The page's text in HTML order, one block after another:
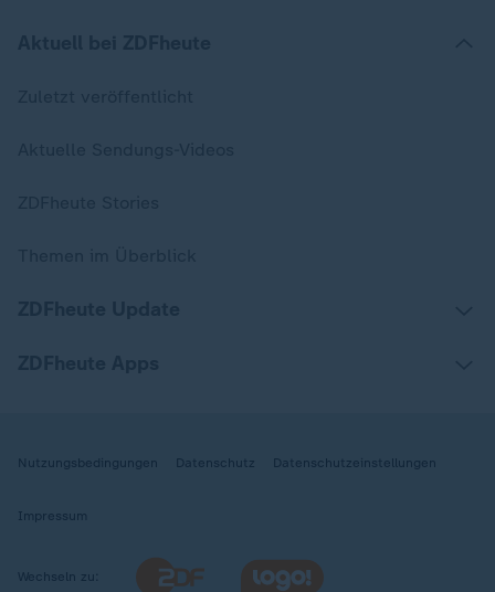
Nutzungsbedingungen Datenschutz Datenschutzeinstellungen
Impressum
Wechseln zu: